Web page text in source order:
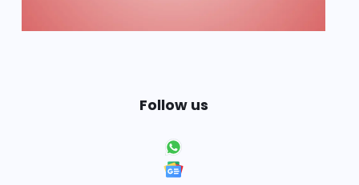
Follow us